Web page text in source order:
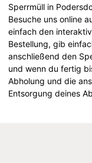
Sperrmüll in
Besuche uns online
einfach den
Bestellung, gib
anschließend den
und wenn du fertig
Abholung und die
Entsorgung deines